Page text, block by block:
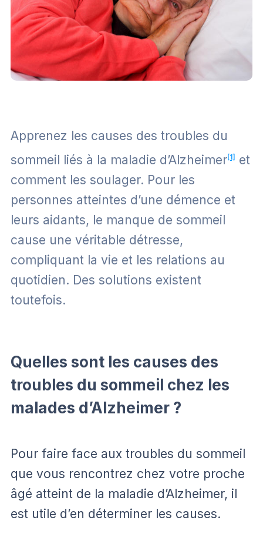
Apprenez les causes des troubles du
sommeil liés à la maladie d’Alzheimer[1]
et
comment les soulager. Pour les
personnes atteintes d’une démence et
leurs aidants, le manque de sommeil
cause une véritable détresse,
compliquant la vie et les relations au
quotidien. Des solutions existent
toutefois.
Quelles sont les causes des
troubles du sommeil chez les
malades d’Alzheimer ?
Pour faire face aux troubles du sommeil
que vous rencontrez chez votre proche
âgé atteint de la maladie d’Alzheimer, il
est utile d’en déterminer les causes.